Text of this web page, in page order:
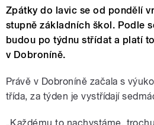
Zpátky do lavic se od pondělí
stupně základních škol. Podle
budou po týdnu střídat a platí
v Dobroníně.
Právě v Dobroníně začala s
třída, za týden je vystřídají